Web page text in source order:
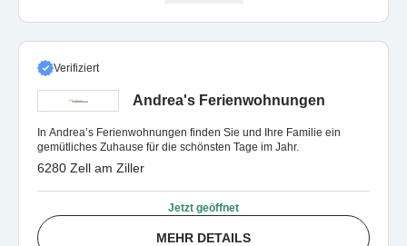
Verifiziert
Andrea's Ferienwohnungen
In Andrea’s Ferienwohnungen finden Sie und Ihre Familie ein
gemütliches Zuhause für die schönsten Tage im Jahr.
6280 Zell am Ziller
Jetzt geöffnet
MEHR DETAILS